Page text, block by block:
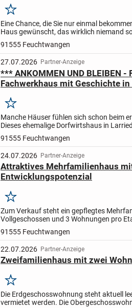
Merken
Eine Chance, die Sie nur einmal
Haus gewünscht, das wirklich niemand
Seele und einem Grundriss, der Ihnen den
91555 Feuchtwangen
27.07.2026 Partner-Anzeige
*** ANKOMMEN UND BLEIBEN
Fachwerkhaus mit Geschichte
Merken
Manche Häuser fühlen sich schon beim
Dieses ehemalige Dorfwirtshaus in
Feuchtwangen, ist genauso ein Haus.
91555 Feuchtwangen
24.07.2026 Partner-Anzeige
Attraktives Mehrfamilienhaus
Entwicklungspotenzial
Merken
Zum Verkauf steht ein gepflegtes
Vollgeschossen und 3 Wohnungen pro
entsprechend vermietet.
91555 Feuchtwangen
22.07.2026 Partner-Anzeige
Zweifamilienhaus mit zwei
Merken
Die Erdgeschosswohnung steht aktuell
vermietet werden. Die